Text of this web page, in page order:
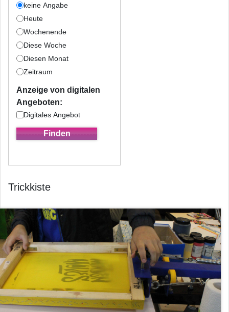
keine Angabe
Heute
Wochenende
Diese Woche
Diesen Monat
Zeitraum
Anzeige von digitalen
Angeboten:
Digitales Angebot
Trickkiste